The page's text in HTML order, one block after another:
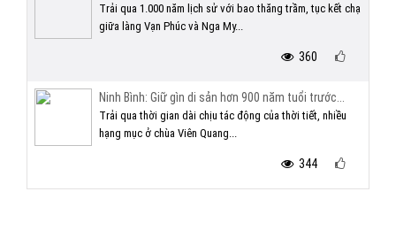
Trải qua 1.000 năm lịch sử với bao thăng trầm, tục kết chạ
giữa làng Vạn Phúc và Nga My...
360
Ninh Bình: Giữ gìn di sản hơn 900 năm tuổi trước...
Trải qua thời gian dài chịu tác động của thời tiết, nhiều
hạng mục ở chùa Viên Quang...
344